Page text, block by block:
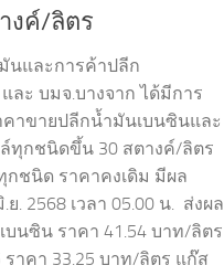
งค์/ลิตร
นและการค้าปลีก
ละ บมจ.บางจาก ได้มีการ
คาขายปลีกน้ำมันเบนซินและ
ทุกชนิดขึ้น 30 สตางค์/ลิตร
กชนิด ราคาคงเดิม มีผล
. 2568 เวลา 05.00 น. ส่งผล
บนซิน ราคา 41.54 บาท/ลิตร
าคา 33.25 บาท/ลิตร แก๊ส